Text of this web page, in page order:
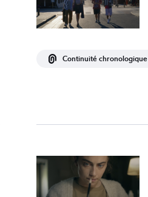
Continuité chronologique